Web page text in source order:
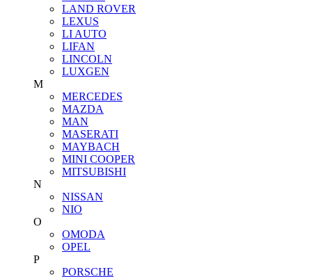
LAND ROVER
LEXUS
LI AUTO
LIFAN
LINCOLN
LUXGEN
M
MERCEDES
MAZDA
MAN
MASERATI
MAYBACH
MINI COOPER
MITSUBISHI
N
NISSAN
NIO
O
OMODA
OPEL
P
PORSCHE